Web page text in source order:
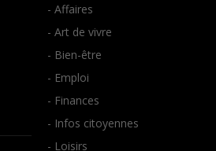
- Affaires
- Art de vivre
- Bien-être
- Emploi
- Finances
- Infos citoyennes
- Loisirs